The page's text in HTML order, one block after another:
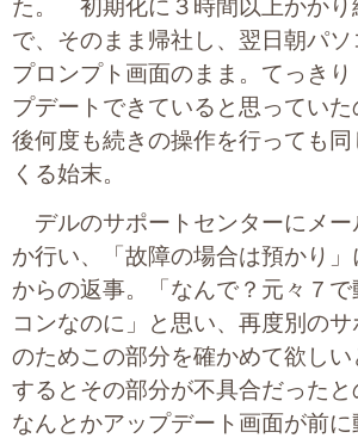
た。 初期化に３時間以上かかり
で、そのまま帰社し、翌日朝パソ
プロンプト画面のまま。てっきり
プデートできていると思ってい
後何度も続きの操作を行っても
くる始末。
デルのサポートセンターにメー
か行い、「故障の場合は預かり
からの返事。「なんで？元々７
コンなのに」と思い、再度別の
のためこの部分を確かめて欲し
するとその部分が不具合だった
なんとかアップデート画面が前に